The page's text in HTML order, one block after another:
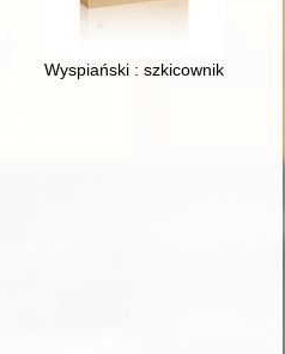
- rzeźby i obrazy
Wyspiański : szkicowniki i